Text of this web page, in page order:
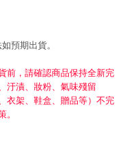
預期出貨。
前，請確認商品保持全新完
汙漬、妝粉、氣味殘留
衣架、鞋盒、贈品等）不完